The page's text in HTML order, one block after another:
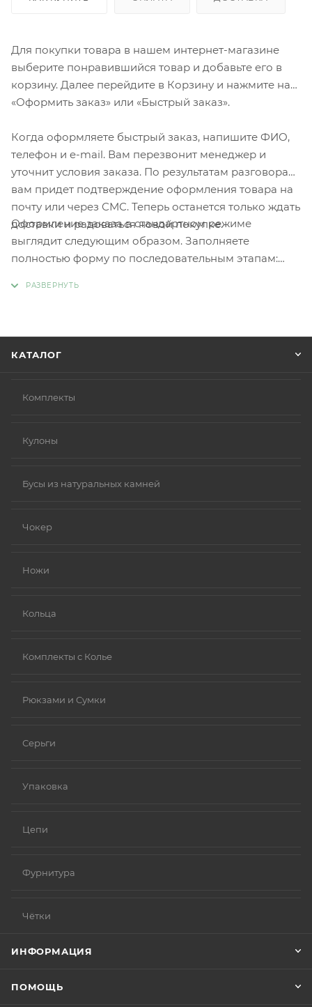
Для покупки товара в нашем интернет-магазине
выберите понравившийся товар и добавьте его в
корзину. Далее перейдите в Корзину и нажмите на
«Оформить заказ» или «Быстрый заказ».
Когда оформляете быстрый заказ, напишите ФИО,
телефон и e-mail. Вам перезвонит менеджер и
уточнит условия заказа. По результатам разговора
вам придет подтверждение оформления товара на
почту или через СМС. Теперь останется только ждать
доставки и радоваться новой покупке.
Оформление заказа в стандартном режиме
выглядит следующим образом. Заполняете
полностью форму по последовательным этапам:
КАТАЛОГ
Комплекты
Кулоны
Бусы из натуральных камней
Чокер
Ножи
Кольца
Комплекты с Колье
Рюкзами и Сумки
Серьги
Упаковка
Цепи
Фурнитура
Чётки
ИНФОРМАЦИЯ
ПОМОЩЬ